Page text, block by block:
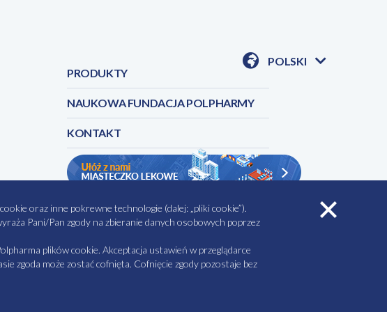
POLSKI
PRODUKTY
NAUKOWA FUNDACJA POLPHARMY
KONTAKT
oraz inne pokrewne technologie (dalej: „pliki cookie”).
Pani/Pan zgody na zbieranie danych osobowych poprzez
plików cookie. Akceptacja ustawień w przeglądarce
zgoda może zostać cofnięta. Cofnięcie zgody pozostaje bez